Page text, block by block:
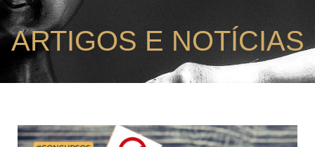
ARTIGOS E NOTÍCIAS